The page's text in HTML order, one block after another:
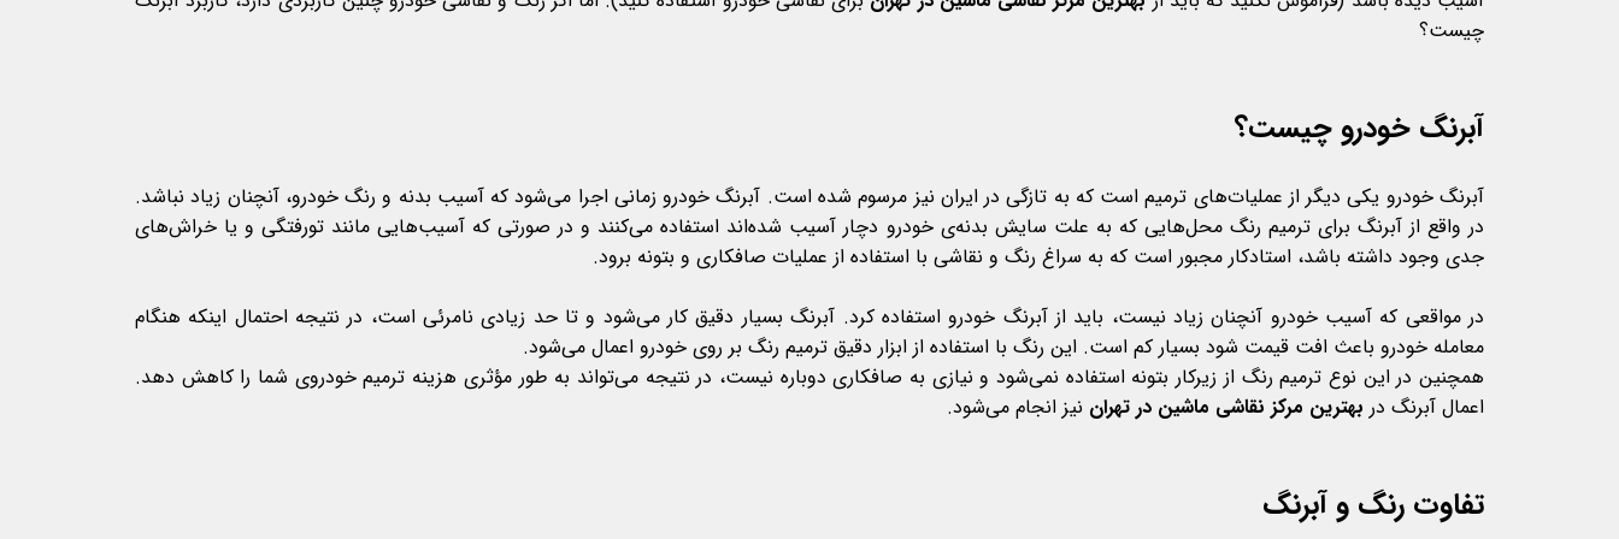
چیست؟
آبرنگ خودرو چیست؟
آبرنگ خودرو یکی دیگر از عملیات‌های ترمیم است که به تازگی در ایران نیز مرسوم شده است. آبرنگ خودرو زمانی اجرا می‌شود که آسیب بدنه و رنگ خودرو، آنچنان زیاد نباشد.
در واقع از آبرنگ برای ترمیم رنگ محل‌هایی که به علت سایش بدنه‌ی خودرو دچار آسیب شده‌اند استفاده می‌کنند و در صورتی که آسیب‌هایی مانند تورفتگی و یا خراش‌های
جدی وجود داشته باشد، استادکار مجبور است که به سراغ رنگ و نقاشی با استفاده از عملیات صافکاری و بتونه برود.
در مواقعی که آسیب خودرو آنچنان زیاد نیست، باید از آبرنگ خودرو استفاده کرد. آبرنگ بسیار دقیق کار می‌شود و تا حد زیادی نامرئی است، در نتیجه احتمال اینکه هنگام
معامله خودرو باعث افت قیمت شود بسیار کم است. این رنگ با استفاده از ابزار دقیق ترمیم رنگ بر روی خودرو اعمال می‌شود.
همچنین در این نوع ترمیم رنگ از زیرکار بتونه استفاده نمی‌شود و نیازی به صافکاری دوباره نیست، در نتیجه می‌تواند به طور مؤثری هزینه ترمیم خودروی شما را کاهش دهد.
اعمال آبرنگ در بهترین مرکز نقاشی ماشین در تهران نیز انجام می‌شود.
تفاوت رنگ و آبرنگ